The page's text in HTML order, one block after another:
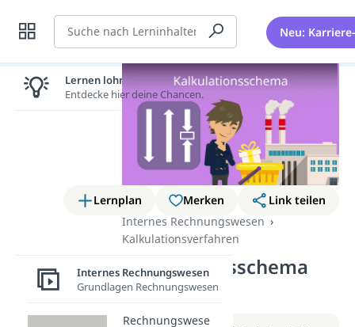
Suche Neu:
Lernplan Merken
Link teilen
Internes Rechnungswesen
Kalkulationsverfahren
Kalkulationsschema
(Video)
Lernen lohnt sich!
Entdecke hier deine Chancen.
Internes Rechnungswesen
Grundlagen Rechnungswesen
Rechnungswese